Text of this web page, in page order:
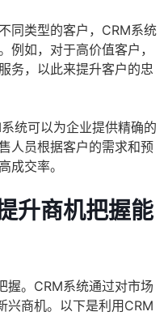
同类型的客户，CRM系统
例如，对于高价值客户，
务，以此来提升客户的忠
系统可以为企业提供精确的
人员根据客户的需求和预
成交率。
升商机把握能
握。CRM系统通过对市场
兴商机。以下是利用CRM